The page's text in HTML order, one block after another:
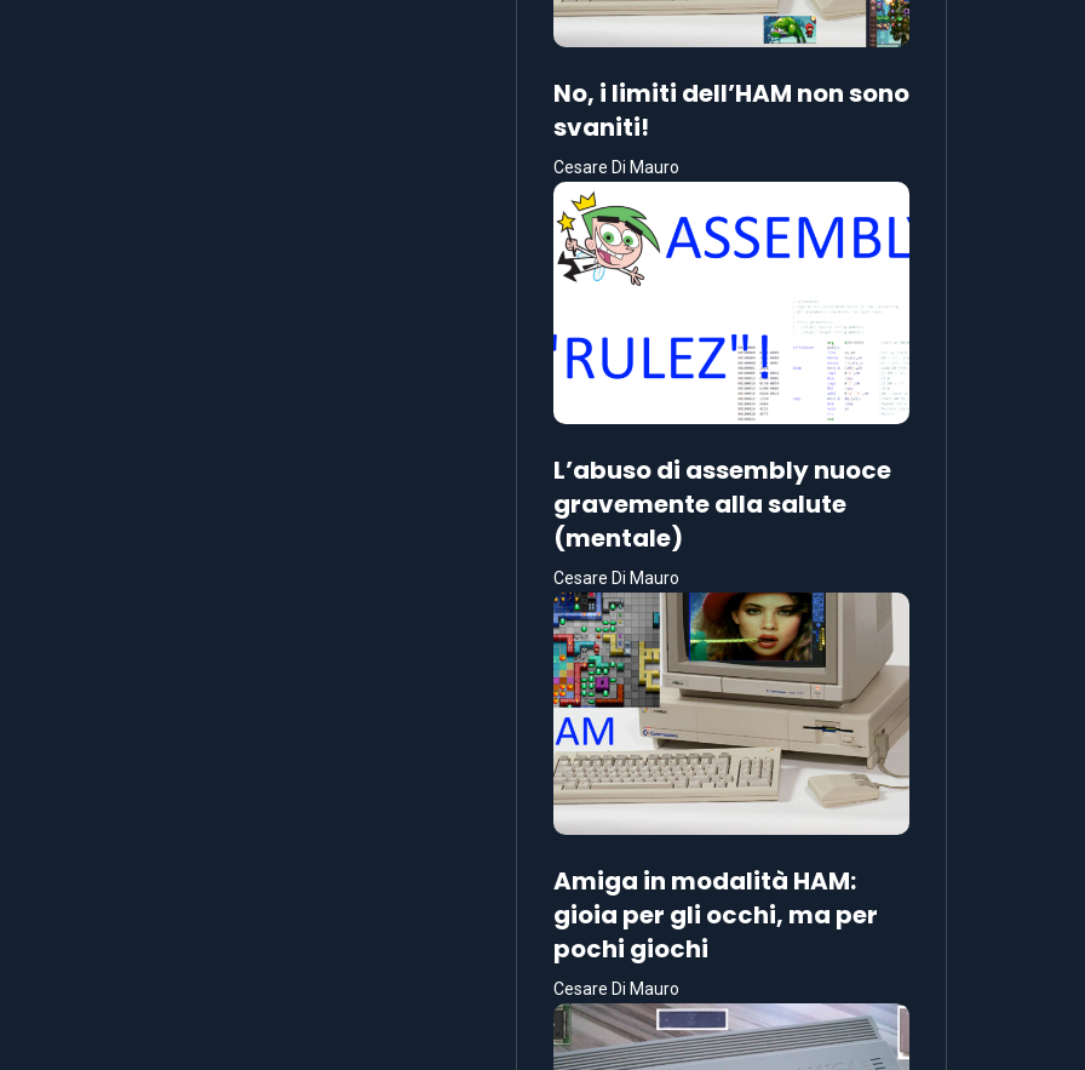
No, i limiti dell’HAM non sono
svaniti!
Cesare Di Mauro
L’abuso di assembly nuoce
gravemente alla salute
(mentale)
Cesare Di Mauro
Amiga in modalità HAM:
gioia per gli occhi, ma per
pochi giochi
Cesare Di Mauro